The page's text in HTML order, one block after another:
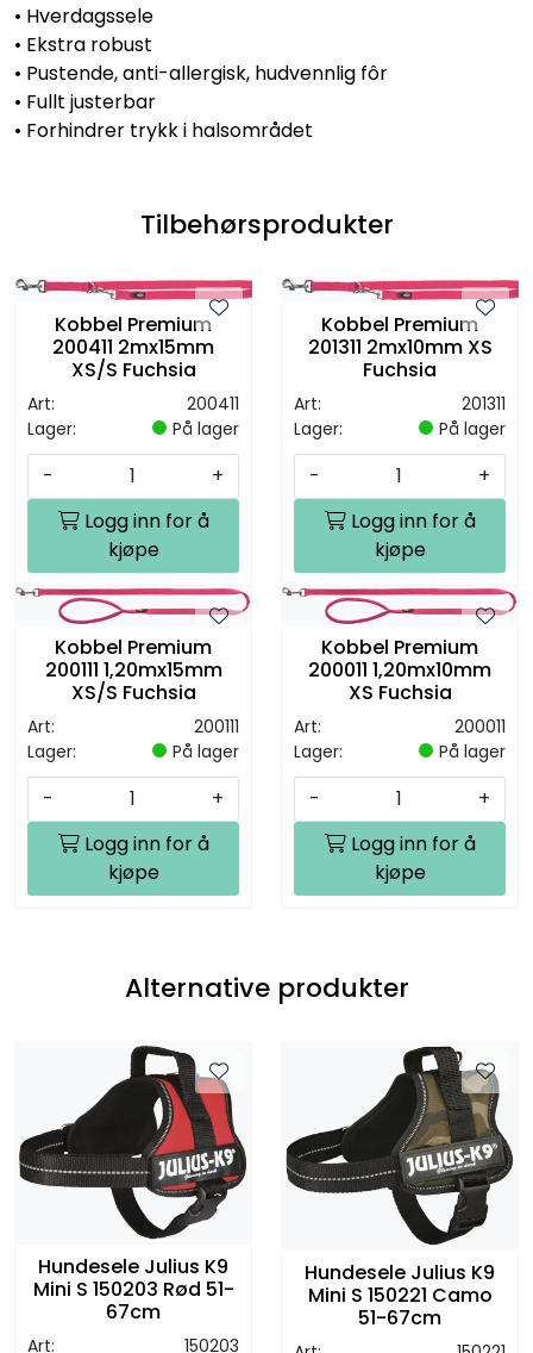
• Hverdagssele
• Ekstra robust
• Pustende, anti-allergisk, hudvennlig fôr
• Fullt justerbar
• Forhindrer trykk i halsområdet
Tilbehørsprodukter
Kobbel Premium
200411 2mx15mm
XS/S Fuchsia
Art:
200411
Lager:
På lager
-
+
Logg inn for å
kjøpe
Kobbel Premium
201311 2mx10mm XS
Fuchsia
Art:
201311
Lager:
På lager
-
+
Logg inn for å
kjøpe
Kobbel Premium
200111 1,20mx15mm
XS/S Fuchsia
Art:
200111
Lager:
På lager
-
+
Logg inn for å
kjøpe
Kobbel Premium
200011 1,20mx10mm
XS Fuchsia
Art:
200011
Lager:
På lager
-
+
Logg inn for å
kjøpe
Alternative produkter
Hundesele Julius K9
Mini S 150203 Rød 51-
67cm
Art: 150203
Hundesele Julius K9
Mini S 150221 Camo
51-67cm